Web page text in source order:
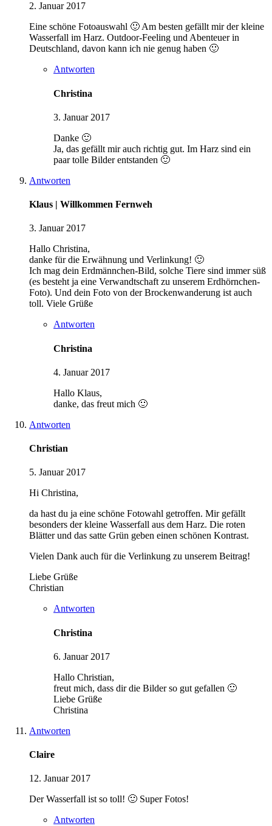
2. Januar 2017
Eine schöne Fotoauswahl 🙂 Am besten gefällt mir der kleine
Wasserfall im Harz. Outdoor-Feeling und Abenteuer in
Deutschland, davon kann ich nie genug haben 🙂
Antworten
Christina
3. Januar 2017
Danke 🙂
Ja, das gefällt mir auch richtig gut. Im Harz sind ein
paar tolle Bilder entstanden 🙂
Antworten
Klaus | Willkommen Fernweh
3. Januar 2017
Hallo Christina,
danke für die Erwähnung und Verlinkung! 🙂
Ich mag dein Erdmännchen-Bild, solche Tiere sind immer süß
(es besteht ja eine Verwandtschaft zu unserem Erdhörnchen-
Foto). Und dein Foto von der Brockenwanderung ist auch
toll. Viele Grüße
Antworten
Christina
4. Januar 2017
Hallo Klaus,
danke, das freut mich 🙂
Antworten
Christian
5. Januar 2017
Hi Christina,
da hast du ja eine schöne Fotowahl getroffen. Mir gefällt
besonders der kleine Wasserfall aus dem Harz. Die roten
Blätter und das satte Grün geben einen schönen Kontrast.
Vielen Dank auch für die Verlinkung zu unserem Beitrag!
Liebe Grüße
Christian
Antworten
Christina
6. Januar 2017
Hallo Christian,
freut mich, dass dir die Bilder so gut gefallen 🙂
Liebe Grüße
Christina
Antworten
Claire
12. Januar 2017
Der Wasserfall ist so toll! 🙂 Super Fotos!
Antworten